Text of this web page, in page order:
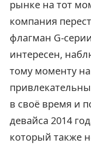
рынке на тот
компания
флагман G-
интересен,
тому моменту
в своё время и
девайса 2014
который также